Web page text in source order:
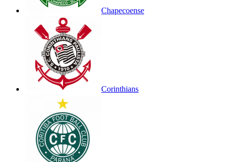
Chapecoense
Corinthians